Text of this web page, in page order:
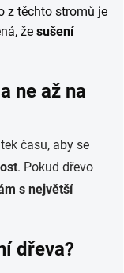
z těchto stromů je
že sušení
ne až na
času, aby se
. Pokud dřevo
s největší
dřeva?